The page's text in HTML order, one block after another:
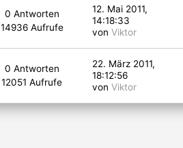
0 Antworten
14936 Aufrufe
12. Mai 2011,
14:18:33
von Viktor
0 Antworten
12051 Aufrufe
22. März 2011,
18:12:56
von Viktor